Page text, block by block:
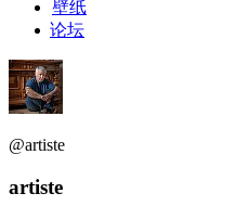
壁纸
论坛
@artiste
artiste